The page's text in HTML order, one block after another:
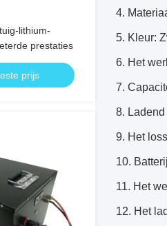
lithium-
prestaties
prijs
4.
5. Kleur:
6. Het
7.
8.
9. Het
10.
11. Het
12. Het